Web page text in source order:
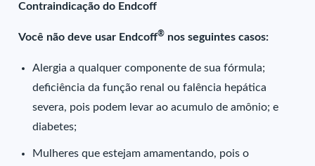
Contraindicação do Endcoff
Você não deve usar Endcoff® nos seguintes casos:
Alergia a qualquer componente de sua fórmula;
deficiência da função renal ou falência hepática
severa, pois podem levar ao acumulo de amônio; e
diabetes;
Mulheres que estejam amamentando, pois o